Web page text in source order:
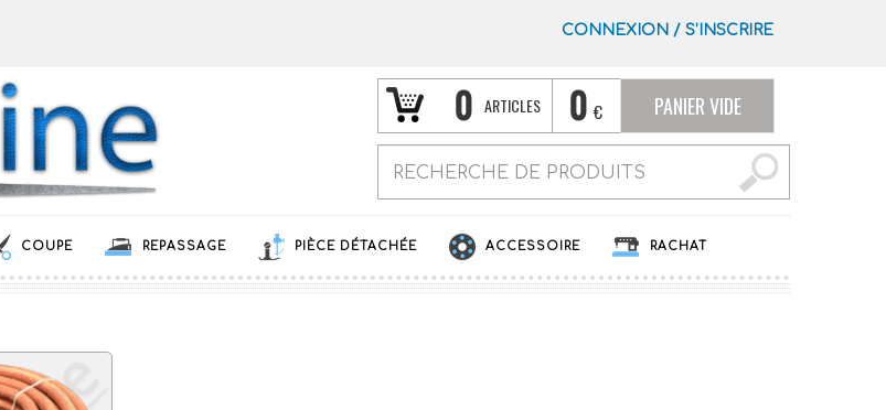
CONNEXION / S’INSCRIRE
0 ARTICLES 0 € PANIER VIDE
COUPE REPASSAGE PIÈCE DÉTACHÉE ACCESSOIRE RACHAT